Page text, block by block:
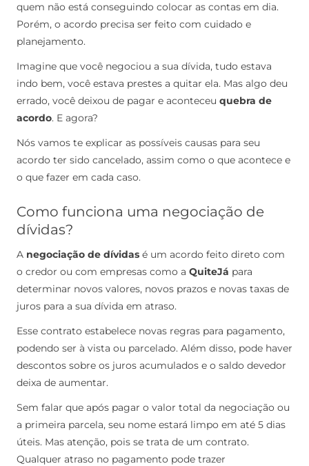
quem não está conseguindo colocar as contas em dia.
Porém, o acordo precisa ser feito com cuidado e
planejamento.
Imagine que você negociou a sua dívida, tudo estava
indo bem, você estava prestes a quitar ela. Mas algo deu
errado, você deixou de pagar e aconteceu quebra de
acordo. E agora?
Nós vamos te explicar as possíveis causas para seu
acordo ter sido cancelado, assim como o que acontece e
o que fazer em cada caso.
Como funciona uma negociação de
dívidas?
A negociação de dívidas é um acordo feito direto com
o credor ou com empresas como a QuiteJá para
determinar novos valores, novos prazos e novas taxas de
juros para a sua dívida em atraso.
Esse contrato estabelece novas regras para pagamento,
podendo ser à vista ou parcelado. Além disso, pode haver
descontos sobre os juros acumulados e o saldo devedor
deixa de aumentar.
Sem falar que após pagar o valor total da negociação ou
a primeira parcela, seu nome estará limpo em até 5 dias
úteis. Mas atenção, pois se trata de um contrato.
Qualquer atraso no pagamento pode trazer